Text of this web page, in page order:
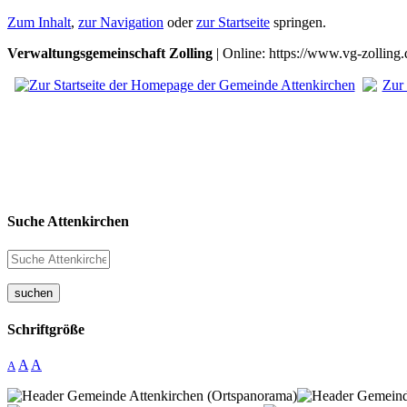
Zum Inhalt, zur Navigation oderzur Startseite springen.
Verwaltungsgemeinschaft Zolling | Online: https://www.vg-
Suche Attenkirchen
suchen
Schriftgröße
A A A